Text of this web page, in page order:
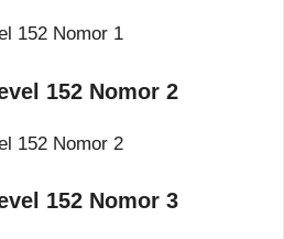
152 Nomor 2
152 Nomor 3